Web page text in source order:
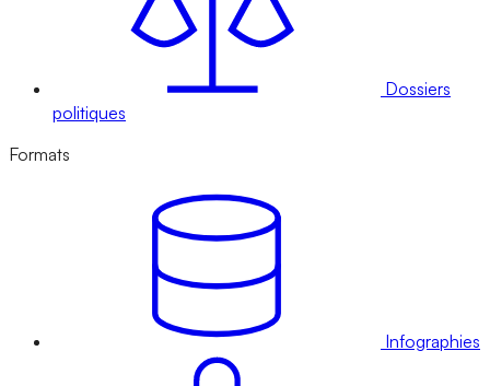
Dossiers
politiques
Formats
Infographies